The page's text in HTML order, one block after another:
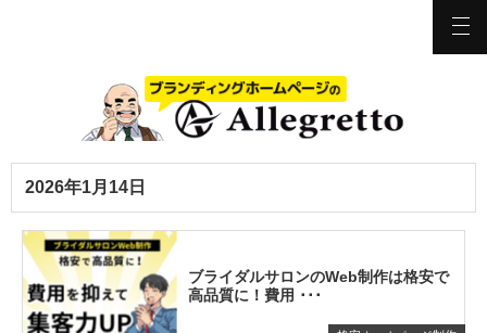
2026年1月14日
ブライダルサロンのWeb制作は格安で
高品質に！費用 ･･･